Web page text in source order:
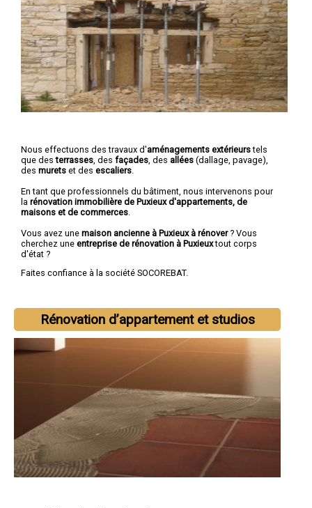
Nous effectuons des travaux d'aménagements extérieurstels
que desterrasses , des façades , des allées (dallage, pavage),
des murets et des escaliers
En tant que professionnels du bâtiment, nous intervenons pour
la rénovation immobilière de Puxieux d'appartements, de
maisons et de commerces
Vous avez une maison ancienne à Puxieux à rénover? Vous
cherchez une entreprise de rénovation à Puxieuxtout corps
d'état ?
Faites confiance à la société SOCOREBAT.
Rénovation d’appartement et studios